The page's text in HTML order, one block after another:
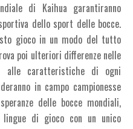
di Kaihua garantiranno
dello sport delle bocce.
gioco in un modo del tutto
poi ulteriori differenze nelle
alle caratteristiche di ogni
in campo campionesse
delle bocce mondiali,
di gioco con un unico